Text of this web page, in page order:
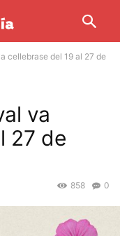
cellebrase del 19 al 27 de
va
27 de
0
858